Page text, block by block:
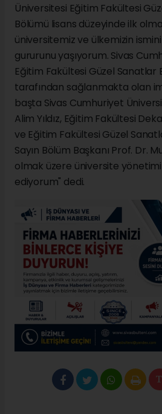
Üniversitesi Eğitim Fakültesi
Bölümü lisans düzeyinde ilk
üniversitemiz ve ülkemizin
gururunu yaşıyorum. Sivas
Eğitim Fakültesi Güzel Sanatlar
tarafından sağlanmakta olan
başta Sivas Cumhuriyet
Alim Yıldız, Eğitim Fakültesi
ve Eğitim Fakültesi Güzel
Sayın Bölüm Başkanı Prof. Dr.
olmak üzere üniversite
ediyorum" dedi.